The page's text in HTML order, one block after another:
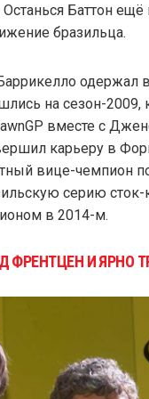
Баттон
бразильца.
на сезон-
вместе с
карьеру в
вице-чемпион
серию сток-
в 2014-м.
И ЯРНО